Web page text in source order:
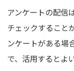
アンケートの配信
チェックすること
ンケートがある場
で、活用するとよ